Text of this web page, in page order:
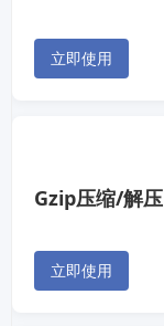
立即使用
Gzip压缩/解压
立即使用